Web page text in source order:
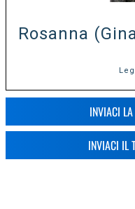
Rosanna
INVIACI
INVIACI IL